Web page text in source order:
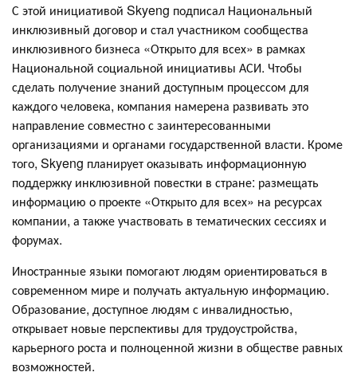
С этой инициативой Skyeng подписал Национальный
инклюзивный договор и стал участником сообщества
инклюзивного бизнеса «Открыто для всех» в рамках
Национальной социальной инициативы АСИ. Чтобы
сделать получение знаний доступным процессом для
каждого человека, компания намерена развивать это
направление совместно с заинтересованными
организациями и органами государственной власти. Кроме
того, Skyeng планирует оказывать информационную
поддержку инклюзивной повестки в стране: размещать
информацию о проекте «Открыто для всех» на ресурсах
компании, а также участвовать в тематических сессиях и
форумах.
Иностранные языки помогают людям ориентироваться в
современном мире и получать актуальную информацию.
Образование, доступное людям с инвалидностью,
открывает новые перспективы для трудоустройства,
карьерного роста и полноценной жизни в обществе равных
возможностей.